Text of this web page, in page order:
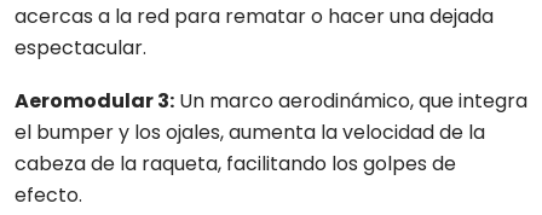
acercas a la red para rematar o hacer una dejada
espectacular.
Aeromodular 3: Un marco aerodinámico, que integra
el bumper y los ojales, aumenta la velocidad de la
cabeza de la raqueta, facilitando los golpes de
efecto.